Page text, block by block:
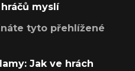
myslí
tyto přehlížené
Jak ve hrách